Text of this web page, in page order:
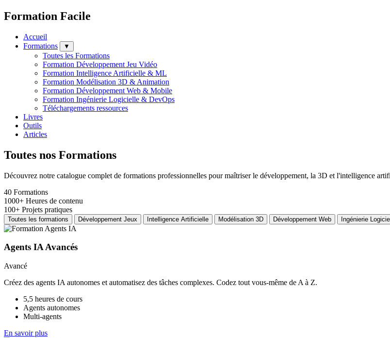
Formation Facile
Accueil
Formations
▼
Toutes les Formations
Formation Développement Jeu Vidéo
Formation Intelligence Artificielle & ML
Formation Modélisation 3D & Animation
Formation Développement Web & Mobile
Formation Ingénierie Logicielle & DevOps
Téléchargements ressources
Livres
Outils
Articles
Toutes nos Formations
Découvrez notre catalogue complet de formations professionnelles pour maîtriser le développement, la 3D et l'intelligence
40 Formations
1000+ Heures de contenu
100+ Projets pratiques
Toutes les formations Développement Jeux Intelligence Artificielle Modélisation 3D Développement Web Ingénierie
Agents IA Avancés
Avancé
Créez des agents IA autonomes et automatisez des tâches complexes. Codez tout vous-même de A à Z.
5,5 heures de cours
Agents autonomes
Multi-agents
En savoir plus